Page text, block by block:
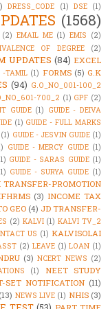
DRESS_CODE (1) DSE (1)
(1568)
(2) EMAIL ME (1) EMIS (2)
OF DEGREE (2)
UPDATES (84) EXCEL
-TAMIL (1) FORMS (5) G.K
(94) G.O_NO_001-100_2
700_2 (1) GPF (2)
GUIDE (1) GUIDE - DEIVA
(1) GUIDE - FULL MARKS
(1) GUIDE - JESVIN GUIDE (1)
GUIDE - MERCY GUIDE (1)
GUIDE - SARAS GUIDE (1)
GUIDE - SURYA GUIDE (1)
TRANSFER-PROMOTION
(3) INCOME TAX
GEO (4) JD TRANSFER-
(2) KALVI (1) KALVI TV_2
US (1) KALVISOLAI
(2) LEAVE (1) LOAN (1)
(3) NCERT NEWS (2)
(1)
NEET STUDY
SET NOTIFICATION (11)
(13) NEWS LIVE (1) NHIS (3)